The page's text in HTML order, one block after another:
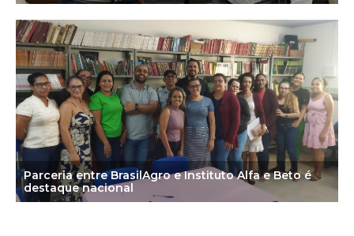
Parceria entre BrasilAgro e Instituto Alfa e Beto é
destaque nacional